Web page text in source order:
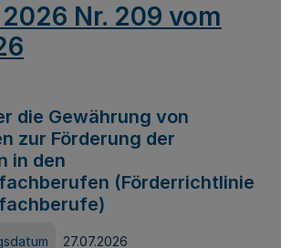
Nr. 209 vom
die Gewährung von
zur Förderung der
in den
(Förderrichtlinie
27.07.2026